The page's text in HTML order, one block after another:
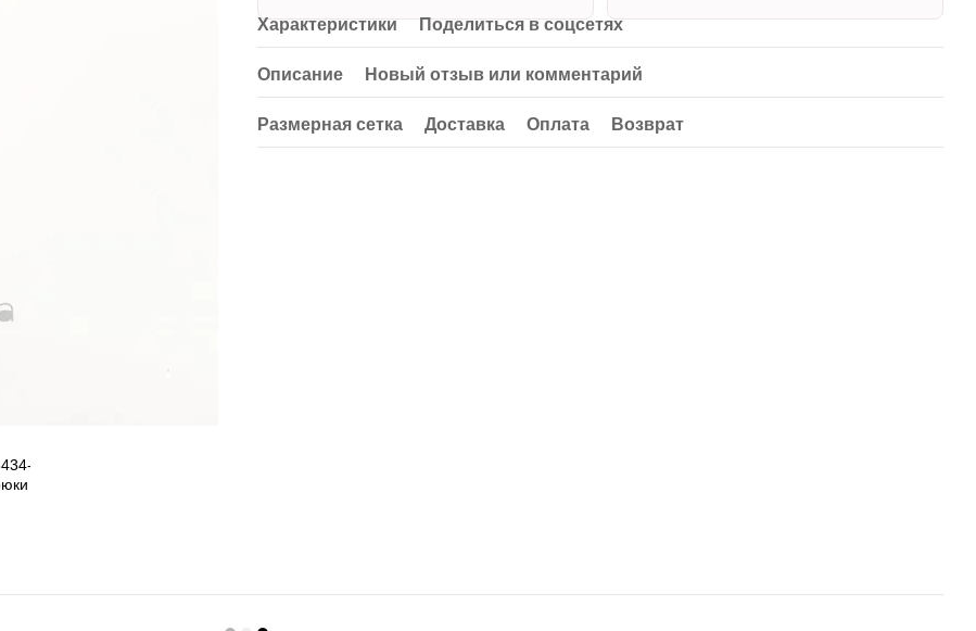
Характеристики
Поделиться в соцсетях
Описание Новый отзыв или комментарий
Размерная сетка Доставка Оплата Возврат